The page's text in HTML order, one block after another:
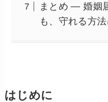
まとめ ― 婚姻
も、守れる方
はじめに